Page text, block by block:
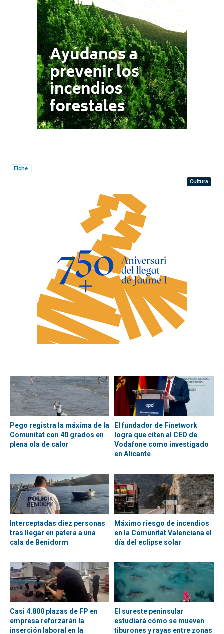
Elche
Cultura
Pego registra la máxima de la
Comunitat con 40 grados en
plena ola de calor
El fundador de Finetwork
logra que citen al CEO de
Vodafone como investigado
en Alicante
Interceptadas diez personas
tras llegar en patera a una
cala de Benidorm
Máximo riesgo de incendios
en la Comunitat Valenciana el
día del eclipse solar
Casi 4.800 plazas de FP en
empresa reforzarán la
inserción laboral en la
El sureste peninsular
estudiará cómo se mueven
tiburones y rayas entre zonas